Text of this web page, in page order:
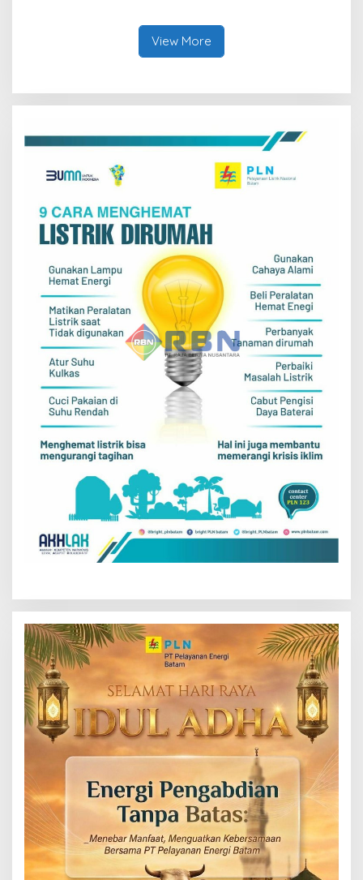
View More